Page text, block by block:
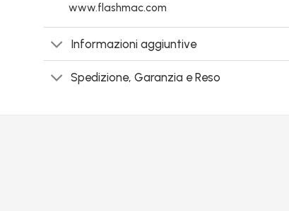
www.flashmac.com
Informazioni aggiuntive
Spedizione, Garanzia e Reso